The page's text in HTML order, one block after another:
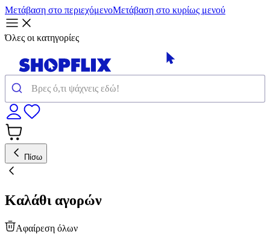
Μετάβαση στο περιεχόμενοΜετάβαση στο κυρίως μενού
Όλες οι κατηγορίες
Πίσω
Καλάθι αγορών
Αφαίρεση όλων